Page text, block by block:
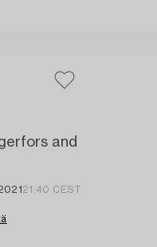
and
21:40 CEST